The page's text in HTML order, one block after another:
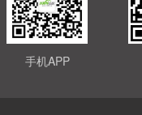
手机APP